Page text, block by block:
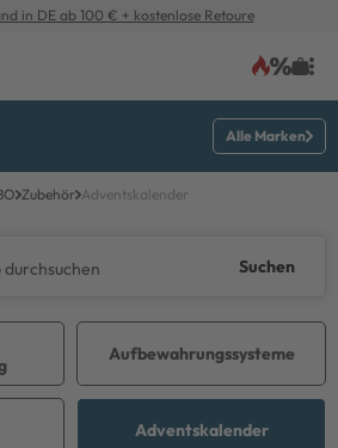
in DE ab 100 € + kostenlose Retoure
Alle Marken
Zubehör Adventskalender
Suchen
Adventskalender
Aufbewahrungssysteme